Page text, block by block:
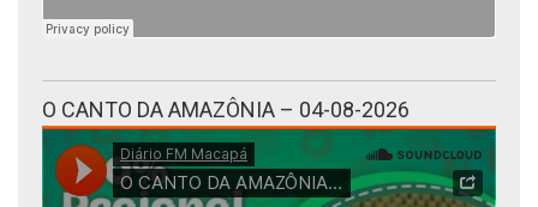
O CANTO DA AMAZÔNIA – 04-08-2026